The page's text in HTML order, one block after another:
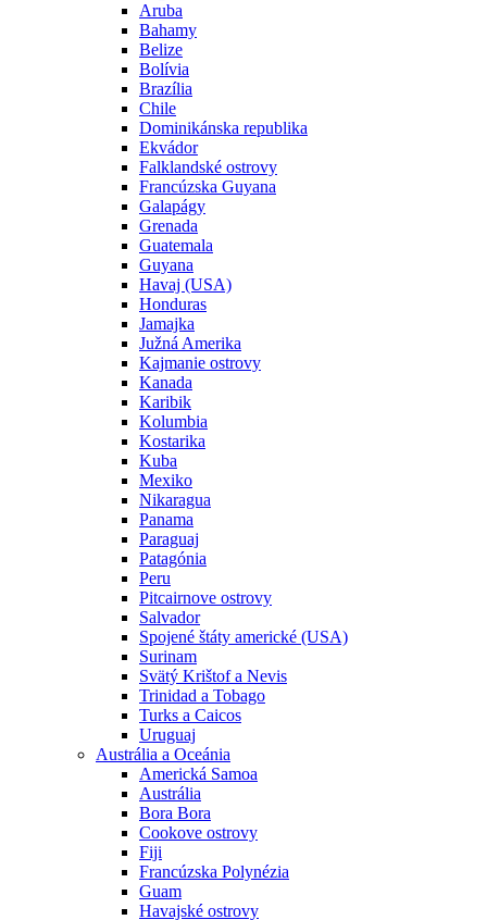
Aruba
Bahamy
Belize
Bolívia
Brazília
Chile
Dominikánska republika
Ekvádor
Falklandské ostrovy
Francúzska Guyana
Galapágy
Grenada
Guatemala
Guyana
Havaj (USA)
Honduras
Jamajka
Južná Amerika
Kajmanie ostrovy
Kanada
Karibik
Kolumbia
Kostarika
Kuba
Mexiko
Nikaragua
Panama
Paraguaj
Patagónia
Peru
Pitcairnove ostrovy
Salvador
Spojené štáty americké (USA)
Surinam
Svätý Krištof a Nevis
Trinidad a Tobago
Turks a Caicos
Uruguaj
Austrália a Oceánia
Americká Samoa
Austrália
Bora Bora
Cookove ostrovy
Fiji
Francúzska Polynézia
Guam
Havajské ostrovy